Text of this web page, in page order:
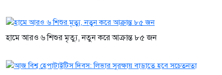
হামে আরও ৬ শিশুর মৃত্যু, নতুন করে আক্রান্ত ৮৫ জন